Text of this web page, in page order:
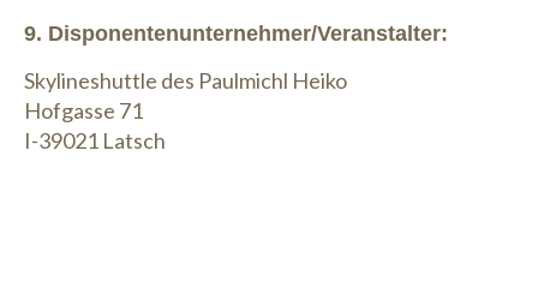
9. Disponentenunternehmer/Veranstalter:
Skylineshuttle des Paulmichl Heiko
Hofgasse 71
I-39021 Latsch